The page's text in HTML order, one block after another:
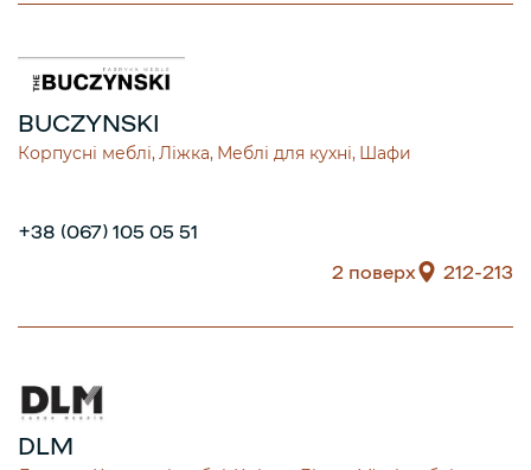
BUCZYNSKI
Корпусні меблі Ліжка Меблі для кухні Шафи
+38 (067) 105 05 51
2 поверх
212-213
DLM